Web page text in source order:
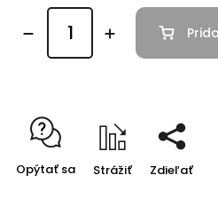
Opýtať sa Strážiť Zdieľať